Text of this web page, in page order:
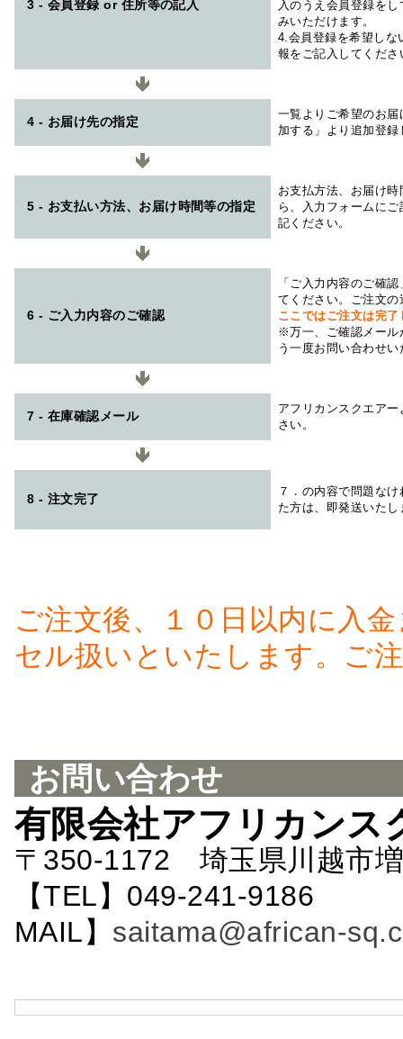
3 - 会員登録 or 住所等の記入
入のうえ会員登録を
みいただけます。
4.会員登録を希望しな
報をご記入してくださ
4 - お届け先の指定
一覧よりご希望のお
加する」より追加登
5 - お支払い方法、お届け時間等の指定
お支払方法、お届け
ら、入力フォームに
記ください。
6 - ご入力内容のご確認
「ご入力内容のご確
てください。ご注文
ここではご注文は完
※万一、ご確認メール
う一度お問い合わせ
7 - 在庫確認メール
アフリカンスクエアー
さい。
8 - 注文完了
７．の内容で問題な
た方は、即発送いたし
ご注文後、１０日以内に入
セル扱いといたします。ご
お問い合わせ
有限会社アフリカンス
〒350-1172 埼玉県川越市
【TEL】049-241-
MAIL】 saitama@african-